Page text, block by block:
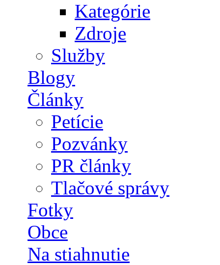
Kategórie
Zdroje
Služby
Blogy
Články
Petície
Pozvánky
PR články
Tlačové správy
Fotky
Obce
Na stiahnutie